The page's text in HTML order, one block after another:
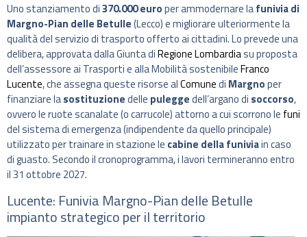
Uno stanziamento di370.000 europer ammodernare lafunivia di
Margno-Pian delle Betulle(Lecco) e migliorare ulteriormente la
qualità del servizio di trasporto offerto ai cittadini. Lo prevede una
delibera, approvata dalla Giunta diRegione Lombardiasu proposta
dell’assessore ai Trasporti e alla Mobilità sostenibileFranco
Lucente, che assegna queste risorse alComunedi Margnoper
finanziare lasostituzionedelle puleggedell’argano di soccorso,
ovvero le ruote scanalate (o carrucole) attorno a cui scorrono le funi
del sistema di emergenza (indipendente da quello principale)
utilizzato per trainare in stazione le cabine della funiviain caso
di guasto. Secondo il cronoprogramma, i lavori termineranno entro
il 31 ottobre 2027.
Lucente: Funivia Margno-Pian delle Betulle
impianto strategico per il territorio